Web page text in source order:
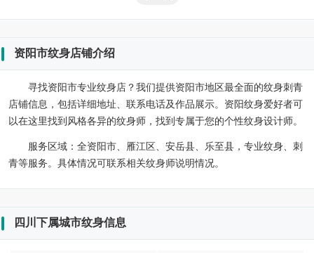
资阳市纹身店铺介绍
寻找资阳市专业纹身店？我们提供资阳市地区最全面的纹身刺青
店铺信息，包括详细地址、联系电话及作品展示。资阳纹身爱好者可
以在这里找到风格各异的纹身师，找到专属于您的个性纹身设计师。
服务区域： 全资阳市、雁江区、安岳县、乐至县，专业纹身、刺
青等服务。具体情况可联系相关纹身师说明情况。
四川下属城市纹身信息